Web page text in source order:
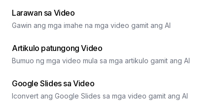
Larawan sa Video
Gawin ang mga imahe na mga video gamit ang AI
Artikulo patungong Video
Bumuo ng mga video mula sa mga artikulo gamit ang AI
Google Slides sa Video
Iconvert ang Google Slides sa mga video gamit ang AI